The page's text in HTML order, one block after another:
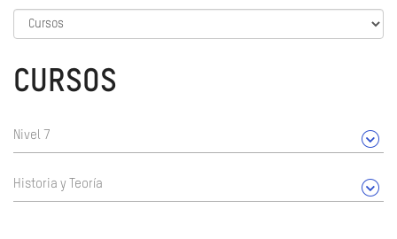
CURSOS
Nivel 7
Historia y Teoría